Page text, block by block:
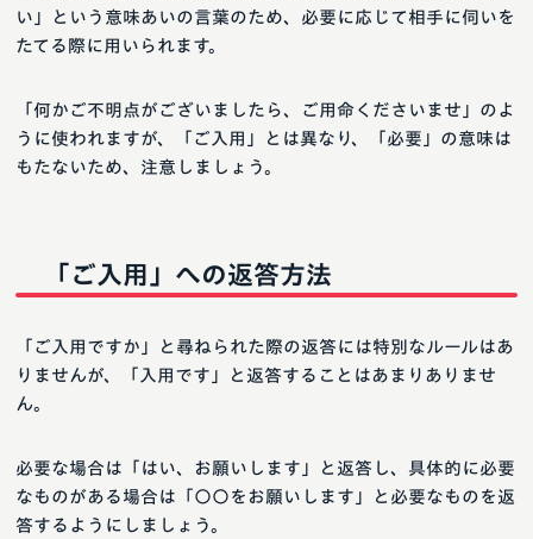
い」という意味あいの言葉のため、必要に応じて相手に伺いを
たてる際に用いられます。
「何かご不明点がございましたら、ご用命くださいませ」のよ
うに使われますが、「ご入用」とは異なり、「必要」の意味は
もたないため、注意しましょう。
「ご入用」への返答方法
「ご入用ですか」と尋ねられた際の返答には特別なルールはあ
りませんが、「入用です」と返答することはあまりありませ
ん。
必要な場合は「はい、お願いします」と返答し、具体的に必要
なものがある場合は「〇〇をお願いします」と必要なものを返
答するようにしましょう。